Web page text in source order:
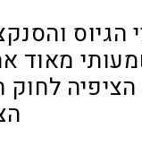
הגיוס
מאוד